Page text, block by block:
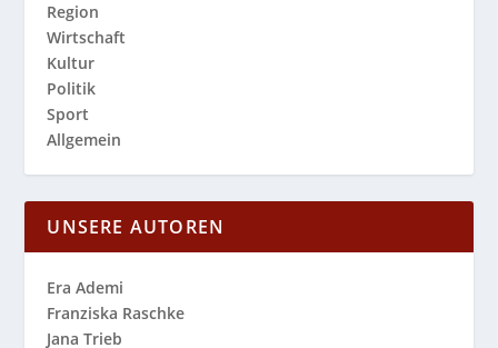
Region
Wirtschaft
Kultur
Politik
Sport
Allgemein
UNSERE AUTOREN
Era Ademi
Franziska Raschke
Jana Trieb